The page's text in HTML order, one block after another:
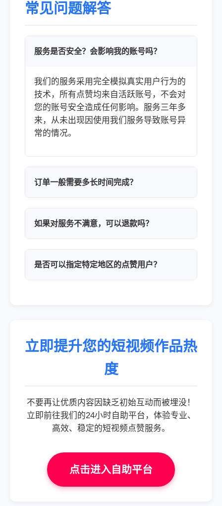
常见问题解答
服务是否安全？会影响我的账号吗？
我们的服务采用完全模拟真实用户行为的
技术，所有点赞均来自活跃账号，不会对
您的账号安全造成任何影响。服务三年多
来，从未出现因使用我们服务导致账号异
常的情况。
订单一般需要多长时间完成？
如果对服务不满意，可以退款吗？
是否可以指定特定地区的点赞用户？
立即提升您的短视频作品热
度
不要再让优质内容因缺乏初始互动而被埋没！
立即前往我们的24小时自助平台，体验专业、
高效、稳定的短视频点赞服务。
点击进入自助平台